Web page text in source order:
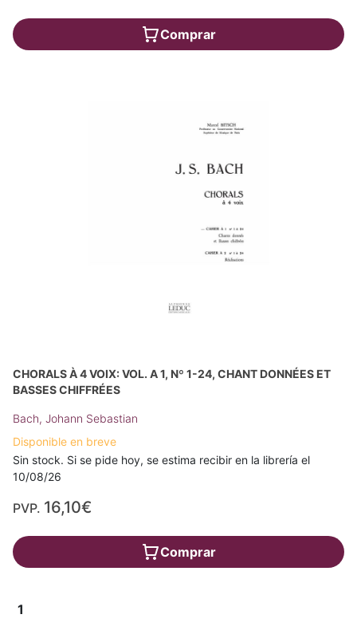
Comprar
CHORALS À 4 VOIX: VOL. A 1, Nº 1-24, CHANT DONNÉES ET
BASSES CHIFFRÉES
Bach, Johann Sebastian
Disponible en breve
Sin stock. Si se pide hoy, se estima recibir en la librería el
10/08/26
PVP. 16,10€
Comprar
1